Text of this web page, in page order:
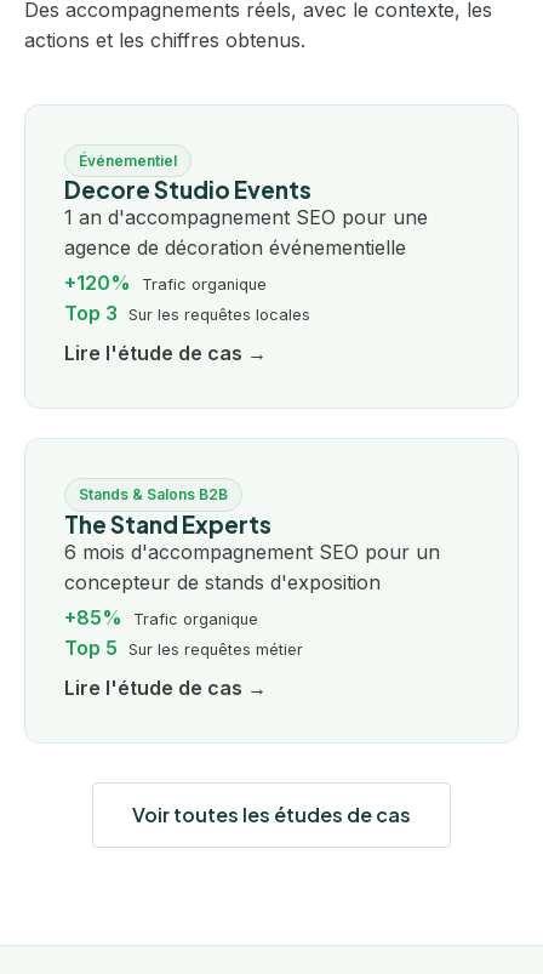
Des accompagnements réels, avec le contexte, les
actions et les chiffres obtenus.
Événementiel
Decore Studio Events
1 an d'accompagnement SEO pour une
agence de décoration événementielle
+120%
Trafic organique
Top 3 Sur les requêtes locales
Lire l'étude de cas →
Stands & Salons B2B
The Stand Experts
6 mois d'accompagnement SEO pour un
concepteur de stands d'exposition
+85%
Trafic organique
Top 5 Sur les requêtes métier
Lire l'étude de cas →
Voir toutes les études de cas